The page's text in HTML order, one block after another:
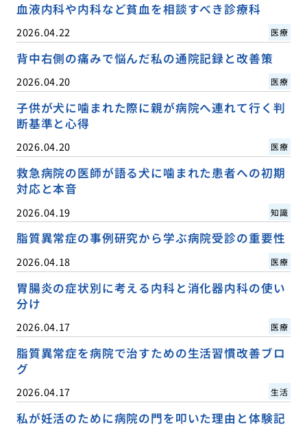
血液内科や内科など貧血を相談すべき診療科
2026.04.22 医療
背中右側の痛みで悩んだ私の通院記録と改善策
2026.04.20 医療
子供が犬に噛まれた際に親が病院へ連れて行く判
断基準と心得
2026.04.20 医療
救急病院の医師が語る犬に噛まれた患者への初期
対応と本音
2026.04.19 知識
脂質異常症の事例研究から学ぶ病院受診の重要性
2026.04.18 医療
胃腸炎の症状別に考える内科と消化器内科の使い
分け
2026.04.17 医療
脂質異常症を病院で治すための生活習慣改善ブロ
グ
2026.04.17 生活
私が妊活のために病院の門を叩いた理由と体験記